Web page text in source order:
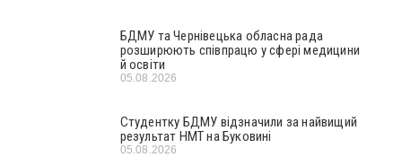
БДМУ та Чернівецька обласна рада
розширюють співпрацю у сфері медицини
й освіти
05.08.2026
Студентку БДМУ відзначили за найвищий
результат НМТ на Буковині
05.08.2026